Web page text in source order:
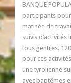
BANQUE
participants
matinée de
suivis d’activités
tous gentres.
pour ces
une tyrolienne
avec baptêmes